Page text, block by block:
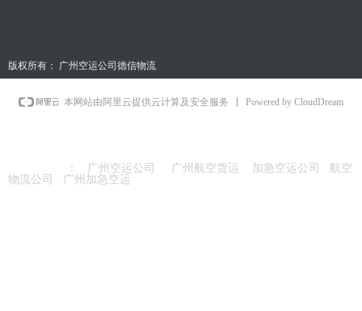
版权所有： 广州空运公司德信物流
： 广州空运公司 广州航空货运 加急空运公司 航空
物流公司 广州加急空运
本网站由阿里云提供云计算及安全服务 Powered by CloudDream